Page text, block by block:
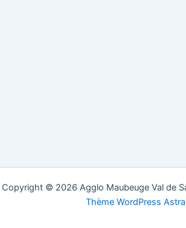
Copyright © 2026 Agglo Maubeuge Val de
Thème WordPress Astra